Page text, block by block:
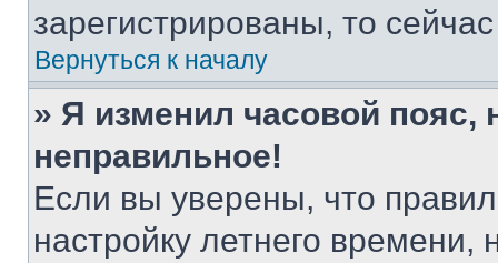
зарегистрированы, то
Вернуться к началу
» Я изменил часовой пояс,
неправильное!
Если вы уверены, что
настройку летнего